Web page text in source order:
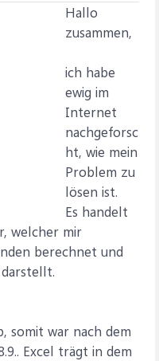
Hallo
zusammen,
ich habe
ewig im
Internet
nachgeforsc
ht, wie mein
Problem zu
lösen ist.
Es handelt
welcher mir
berechnet und
somit war nach dem
Excel trägt in dem